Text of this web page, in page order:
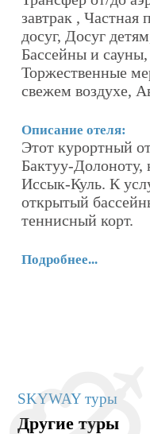
завтрак ,
досуг, Досуг
Бассейны и
Торжественные
свежем воздухе,
Описание отеля:
Этот курортный
Бактуу-Долоноту,
Иссык-Куль. К
открытый
теннисный корт.
Подробнее...
SKYWAY туры
Другие туры